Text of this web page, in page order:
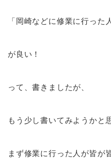
「岡崎などに修業に行った
が良い！
って、書きましたが、
もう少し書いてみようかと
まず修業に行った人が皆が